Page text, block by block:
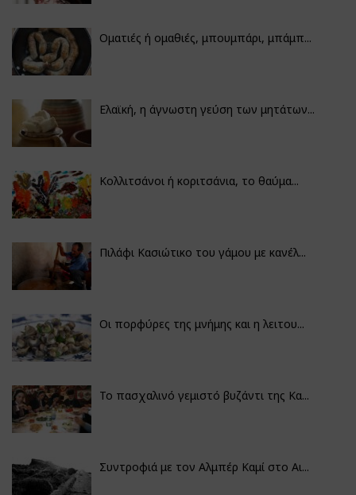
Οματιές ή ομαθιές, μπουμπάρι, μπάμπ...
Ελαϊκή, η άγνωστη γεύση των μητάτων...
Κολλιτσάνοι ή κοριτσάνια, το θαύμα...
Πιλάφι Κασιώτικο του γάμου με κανέλ...
Οι πορφύρες της μνήμης και η λειτου...
Το πασχαλινό γεμιστό βυζάντι της Κα...
Συντροφιά με τον Αλμπέρ Καμί στο Αι...